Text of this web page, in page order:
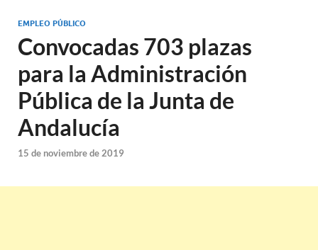
EMPLEO PÚBLICO
Convocadas 703 plazas
para la Administración
Pública de la Junta de
Andalucía
15 de noviembre de 2019